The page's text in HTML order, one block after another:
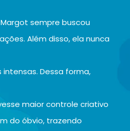
sempre buscou
Além disso, ela nunca
Dessa forma,
maior controle criativo
do óbvio, trazendo